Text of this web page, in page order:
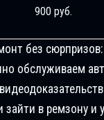
900 руб.
без
обслуживаем
в ремзону и